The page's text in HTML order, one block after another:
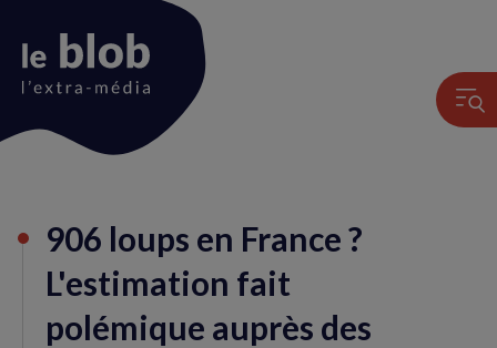
du
906 loups en France ?
L'estimation fait
polémique auprès des